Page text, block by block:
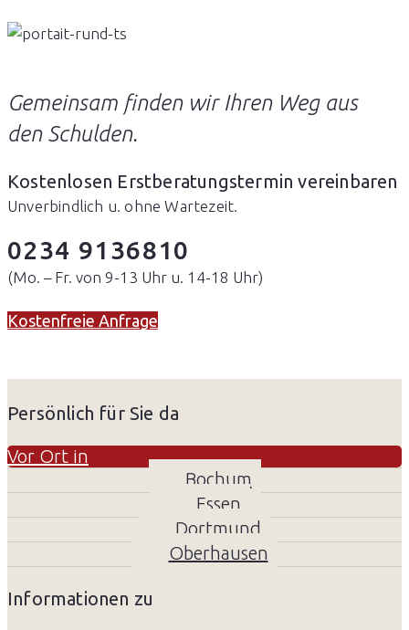
Gemeinsam finden wir Ihren Weg aus
den Schulden.
Kostenlosen Erstberatungstermin vereinbaren
Unverbindlich u. ohne Wartezeit.
0234 9136810
(Mo. – Fr. von 9-13 Uhr u. 14-18 Uhr)
Kostenfreie Anfrage
Persönlich für Sie da
Vor Ort in
Bochum
Essen
Dortmund
Oberhausen
Informationen zu